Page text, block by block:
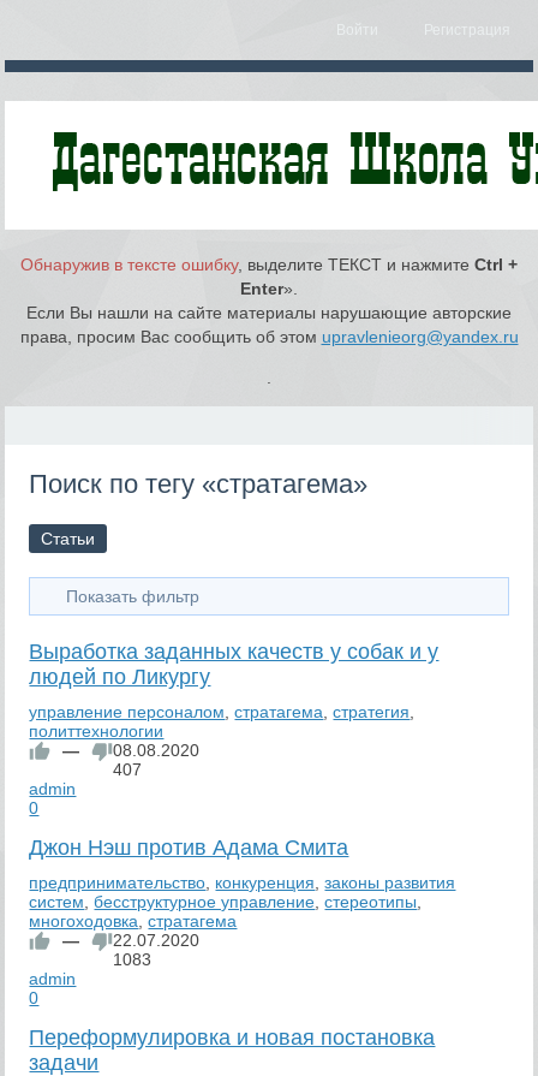
Войти Регистрация
Обнаружив в тексте ошибку, выделите ТЕКСТ и нажмите Ctrl +
Enter».
Если Вы нашли на сайте материалы нарушающие авторские
права, просим Вас сообщить об этом upravlenieorg@yandex.ru
Поиск по тегу «стратагема»
Статьи
Показать фильтр
Выработка заданных качеств у собак и у
людей по Ликургу
управление персоналом ,стратагема ,стратегия
политтехнологии
—
08.08.2020
407
admin
0
Джон Нэш против Адама Смита
предпринимательство конкуренция ,законы развития
систем ,бесструктурное управление ,стереотипы
многоходовка ,стратагема
—
22.07.2020
1083
admin
0
Переформулировка и новая постановка
задачи